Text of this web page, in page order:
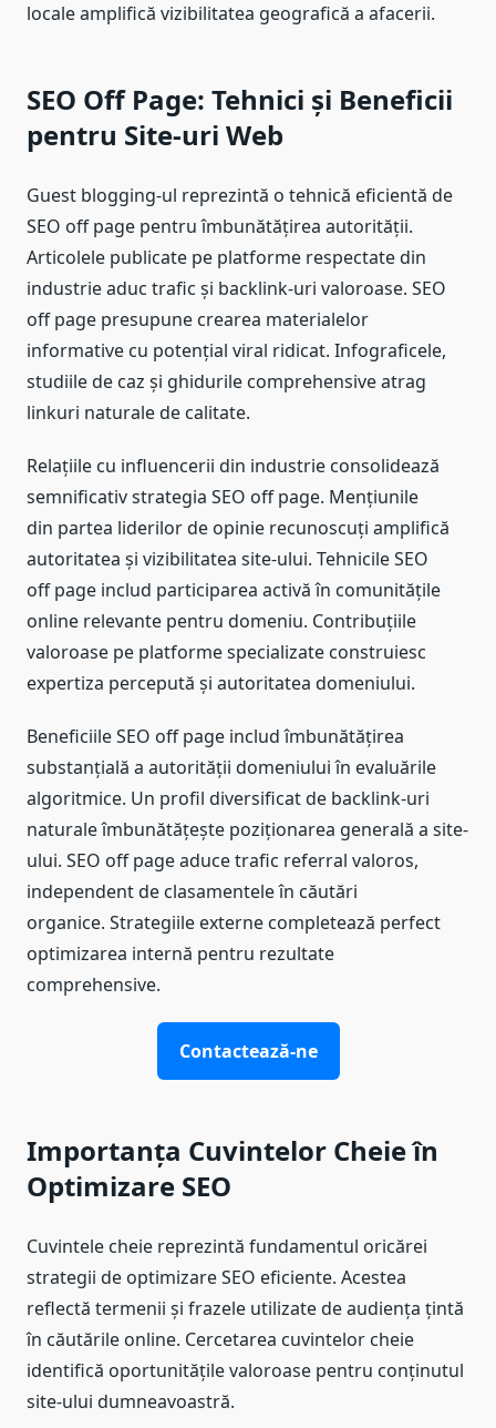
locale amplifică vizibilitatea geografică a afacerii.
SEO Off Page: Tehnici și Beneficii
pentru Site-uri Web
Guest blogging-ul reprezintă o tehnică eficientă de
SEO off page pentru îmbunătățirea autorității.
Articolele publicate pe platforme respectate din
industrie aduc trafic și backlink-uri valoroase. SEO
off page presupune crearea materialelor
informative cu potențial viral ridicat. Infograficele,
studiile de caz și ghidurile comprehensive atrag
linkuri naturale de calitate.
Relațiile cu influencerii din industrie consolidează
semnificativ strategia SEO off page. Mențiunile
din partea liderilor de opinie recunoscuți amplifică
autoritatea și vizibilitatea site-ului. Tehnicile SEO
off page includ participarea activă în comunitățile
online relevante pentru domeniu. Contribuțiile
valoroase pe platforme specializate construiesc
expertiza percepută și autoritatea domeniului.
Beneficiile SEO off page includ îmbunătățirea
substanțială a autorității domeniului în evaluările
algoritmice. Un profil diversificat de backlink-uri
naturale îmbunătățește poziționarea generală a site-
ului. SEO off page aduce trafic referral valoros,
independent de clasamentele în căutări
organice. Strategiile externe completează perfect
optimizarea internă pentru rezultate
comprehensive.
Contactează-ne
Importanța Cuvintelor Cheie în
Optimizare SEO
Cuvintele cheie reprezintă fundamentul oricărei
strategii de optimizare SEO eficiente. Acestea
reflectă termenii și frazele utilizate de audiența țintă
în căutările online. Cercetarea cuvintelor cheie
identifică oportunitățile valoroase pentru conținutul
site-ului dumneavoastră.